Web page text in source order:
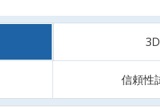
信頼性